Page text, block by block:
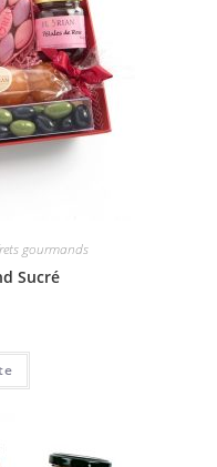
gourmands
Sucré